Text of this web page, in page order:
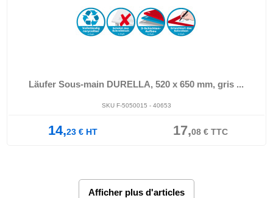
Läufer Sous-main DURELLA, 520 x 650 mm, gris ...
SKU F-5050015 - 40653
14,23€HT 17,08€TTC
Afficher plus d'articles